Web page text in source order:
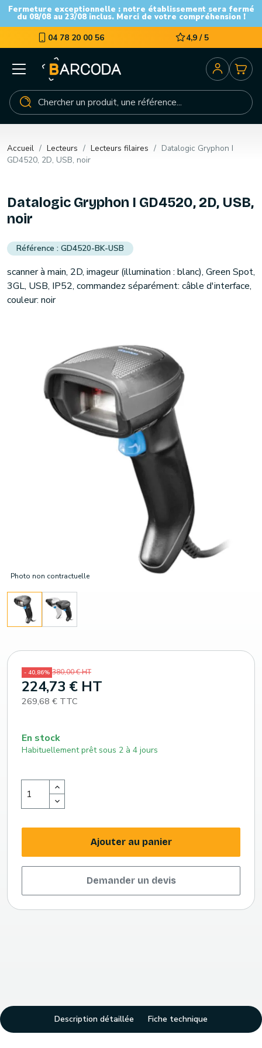
Fermeture exceptionnelle : notre établissement sera fermé
du 08/08 au 23/08 inclus. Merci de votre compréhension !
04 78 20 00 56 4,9 / 5
Accueil Lecteurs Lecteurs filaires
Datalogic Gryphon I
GD4520, 2D, USB, noir
Photo non contractuelle
Datalogic Gryphon I GD4520, 2D, USB,
noir
GD4520-BK-USB
scanner à main, 2D, imageur (illumination : blanc), Green Spot,
3GL, USB, IP52, commandez séparément: câble d'interface,
couleur: noir
- 40,86% 380,00 € HT
224,73 € HT
269,68 € TTC
En stock
Habituellement prêt sous 2 à 4 jours
Ajouter au panier
Demander un devis
Description détaillée Fiche technique